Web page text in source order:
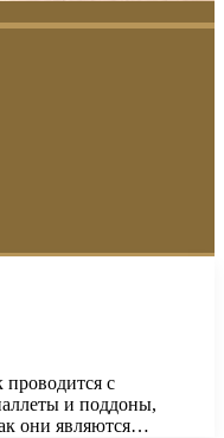
проводится с
и поддоны,
они являются…